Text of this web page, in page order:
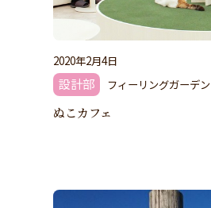
2020年2月4日
設計部 フィーリングガーデン
ぬこカフェ